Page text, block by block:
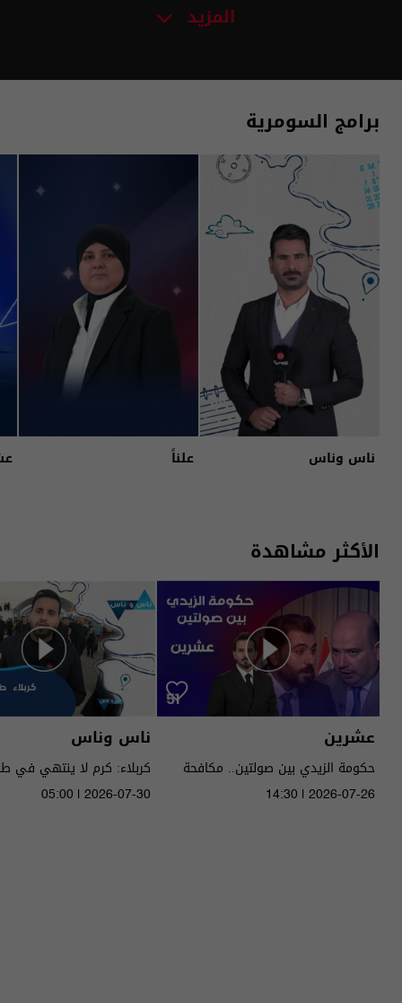
المزيد
برامج السومرية
ناس وناس علناً
الأكثر مشاهدة
عشرين
حكومة الزيدي بين صولتين.. مكافحة
14:30 | 2026-07-26
ناس وناس
كربلاء: كرم لا ينتهي في
05:00 | 2026-07-30